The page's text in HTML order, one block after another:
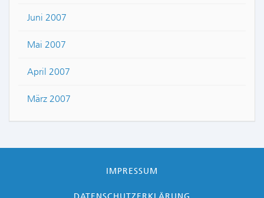
Juni 2007
Mai 2007
April 2007
März 2007
IMPRESSUM